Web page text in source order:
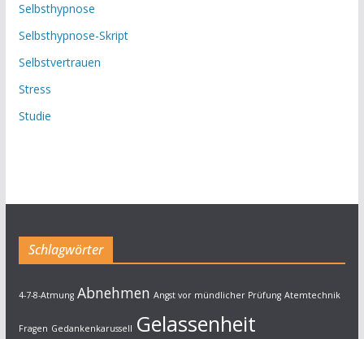
Selbsthypnose
Selbsthypnose-Skript
Selbstvertrauen
Stress
Studie
Schlagwörter
4-7-8-Atmung Abnehmen Angst vor mündlicher Prüfung Atemtechnik
Fragen Gedankenkarussell Gelassenheit